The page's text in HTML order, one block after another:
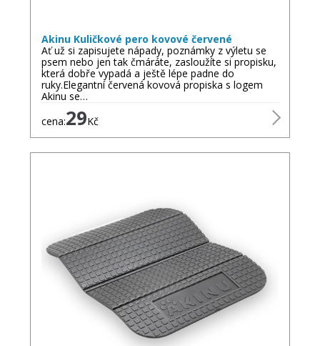
Akinu Kuličkové pero kovové červené
Ať už si zapisujete nápady, poznámky z výletu se
psem nebo jen tak čmáráte, zasloužíte si propisku,
která dobře vypadá a ještě lépe padne do
ruky.Elegantní červená kovová propiska s logem
Akinu se…
cena:29Kč